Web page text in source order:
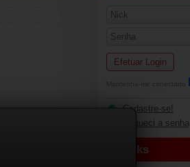
Efetuar Login
Mantenha-me conectado
Cadastre-se!
Esqueci a senha
links